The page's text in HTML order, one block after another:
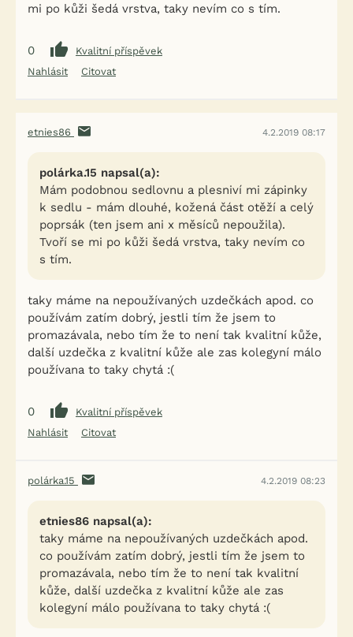
mi po kůži šedá vrstva, taky nevím co s tím.
0
Kvalitní příspěvek
Nahlásit
Citovat
etnies86 4.2.2019 08:17
polárka.15 napsal(a):
Mám podobnou sedlovnu a plesniví mi zápinky
k sedlu - mám dlouhé, kožená část otěží a celý
poprsák (ten jsem ani x měsíců nepoužila).
Tvoří se mi po kůži šedá vrstva, taky nevím co
s tím.
taky máme na nepoužívaných uzdečkách apod. co
používám zatím dobrý, jestli tím že jsem to
promazávala, nebo tím že to není tak kvalitní kůže,
další uzdečka z kvalitní kůže ale zas kolegyní málo
používana to taky chytá :(
0
Kvalitní příspěvek
Nahlásit
Citovat
polárka.15 4.2.2019 08:23
etnies86 napsal(a):
taky máme na nepoužívaných uzdečkách apod.
co používám zatím dobrý, jestli tím že jsem to
promazávala, nebo tím že to není tak kvalitní
kůže, další uzdečka z kvalitní kůže ale zas
kolegyní málo používana to taky chytá :(